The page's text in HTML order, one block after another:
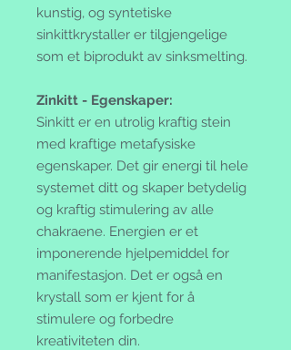
kunstig, og syntetiske
sinkittkrystaller er tilgjengelige
som et biprodukt av sinksmelting.
Zinkitt - Egenskaper:
Sinkitt er en utrolig kraftig stein
med kraftige metafysiske
egenskaper. Det gir energi til hele
systemet ditt og skaper betydelig
og kraftig stimulering av alle
chakraene. Energien er et
imponerende hjelpemiddel for
manifestasjon. Det er også en
krystall som er kjent for å
stimulere og forbedre
kreativiteten din.